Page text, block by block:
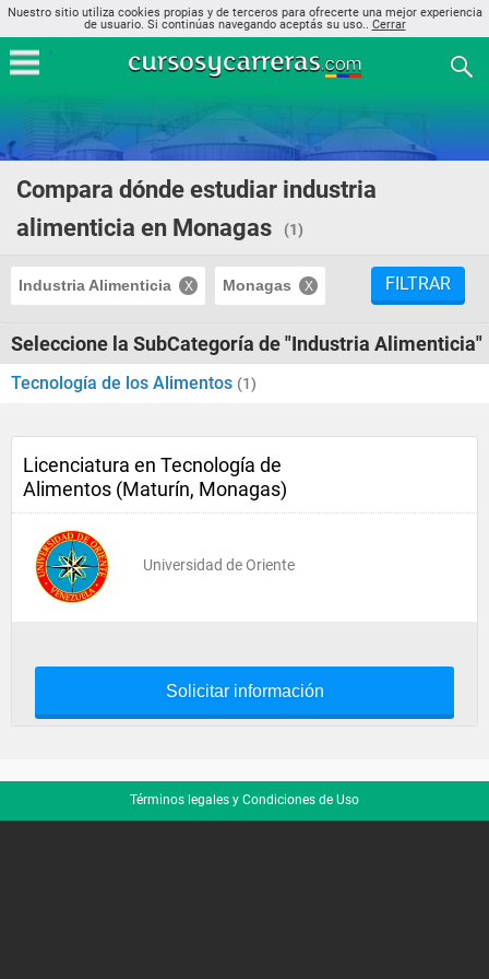
Nuestro sitio utiliza cookies propias y de terceros para ofrecerte una mejor experiencia
de usuario. Si continúas navegando aceptás su uso.. Cerrar
Compara dónde estudiar industria
alimenticia en Monagas
(1)
Industria Alimenticia Monagas FILTRAR
Seleccione la SubCategoría de "Industria Alimenticia"
Tecnología de los Alimentos (1)
Licenciatura en Tecnología de
Alimentos (Maturín, Monagas)
Universidad de Oriente
Solicitar información
Términos legales y Condiciones de Uso